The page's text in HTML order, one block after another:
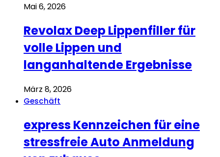
Mai 6, 2026
Revolax Deep Lippenfiller für
volle Lippen und
langanhaltende Ergebnisse
März 8, 2026
Geschäft
express Kennzeichen für eine
stressfreie Auto Anmeldung